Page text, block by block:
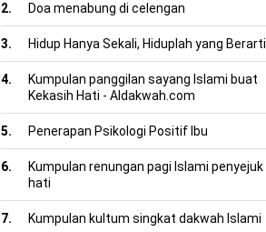
Doa menabung di celengan
Hidup Hanya Sekali, Hiduplah yang Berarti
Kumpulan panggilan sayang Islami buat
Kekasih Hati - Aldakwah.com
Penerapan Psikologi Positif Ibu
Kumpulan renungan pagi Islami penyejuk
hati
Kumpulan kultum singkat dakwah Islami